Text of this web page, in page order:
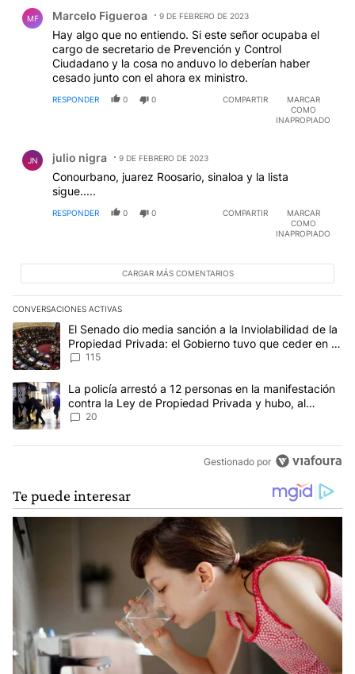
MF Marcelo Figueroa 9 DE FEBRERO DE 2023
Hay algo que no entiendo. Si este señor ocupaba el
cargo de secretario de Prevención y Control
Ciudadano y la cosa no anduvo lo deberían haber
cesado junto con el ahora ex ministro.
RESPONDER 0 0 COMPARTIR
MARCAR
COMO
INAPROPIADO
JN julio nigra 9 DE FEBRERO DE 2023
Conourbano, juarez Roosario, sinaloa y la lista
sigue.....
RESPONDER 0 0 COMPARTIR
MARCAR
COMO
INAPROPIADO
CARGAR MÁS COMENTARIOS
CONVERSACIONES ACTIVAS
Este listado muestra los artículos con más comentarios en los
Un artículo de tendencia con el título "El Senado dio media
El Senado dio media sanción a la Inviolabilidad de la
Propiedad Privada: el Gobierno tuvo que ceder en la
Ley del Manejo del Fuego
115
Un artículo de tendencia con el título "La policía arrestó a 12
La policía arrestó a 12 personas en la manifestación
contra la Ley de Propiedad Privada y hubo, al
menos, 3 agentes heridos
20
Gestionado por